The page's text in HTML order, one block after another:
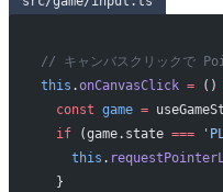
// キャンバスクリックで
this .onCanvasClick = ()
  const
game =
  if
(game.state ===
    this
.
  }